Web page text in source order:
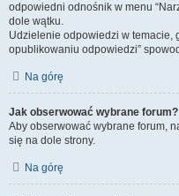
odpowiedni odnośnik w menu
dole wątku.
Udzielenie odpowiedzi w temacie,
opublikowaniu odpowiedzi”
Na górę
Jak obserwować wybrane forum?
Aby obserwować wybrane forum,
się na dole strony.
Na górę